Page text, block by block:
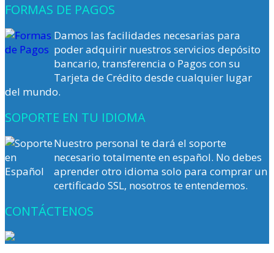
FORMAS DE PAGOS
Damos las facilidades necesarias para
poder adquirir nuestros servicios depósito
bancario, transferencia o Pagos con su
Tarjeta de Crédito desde cualquier lugar
del mundo.
SOPORTE EN TU IDIOMA
Nuestro personal te dará el soporte
necesario totalmente en español. No debes
aprender otro idioma solo para comprar un
certificado SSL, nosotros te entendemos.
CONTÁCTENOS